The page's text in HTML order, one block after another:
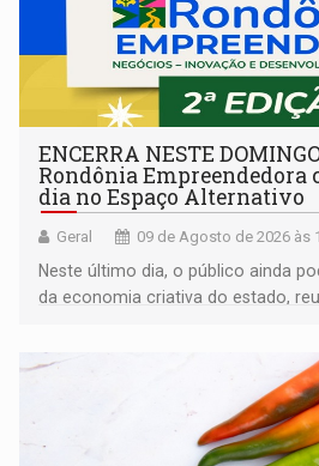
ENCERRA NESTE
Rondônia Empreendedora
dia no Espaço Alternativo
Geral 09 de Agosto de 2026 às
Neste último dia, o público ainda
da economia criativa do estado,